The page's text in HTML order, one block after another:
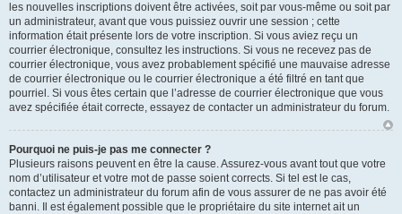
les nouvelles inscriptions doivent être activées, soit par vous-même ou soit par
un administrateur, avant que vous puissiez ouvrir une session ; cette
information était présente lors de votre inscription. Si vous aviez reçu un
courrier électronique, consultez les instructions. Si vous ne recevez pas de
courrier électronique, vous avez probablement spécifié une mauvaise adresse
de courrier électronique ou le courrier électronique a été filtré en tant que
pourriel. Si vous êtes certain que l’adresse de courrier électronique que vous
avez spécifiée était correcte, essayez de contacter un administrateur du forum.
Pourquoi ne puis-je pas me connecter ?
Plusieurs raisons peuvent en être la cause. Assurez-vous avant tout que votre
nom d’utilisateur et votre mot de passe soient corrects. Si tel est le cas,
contactez un administrateur du forum afin de vous assurer de ne pas avoir été
banni. Il est également possible que le propriétaire du site internet ait un